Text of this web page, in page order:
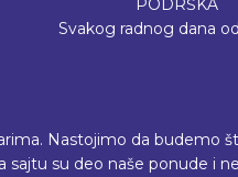
PODRŠKA
Svakog radnog dana
Nastojimo da budemo
su deo naše ponude i